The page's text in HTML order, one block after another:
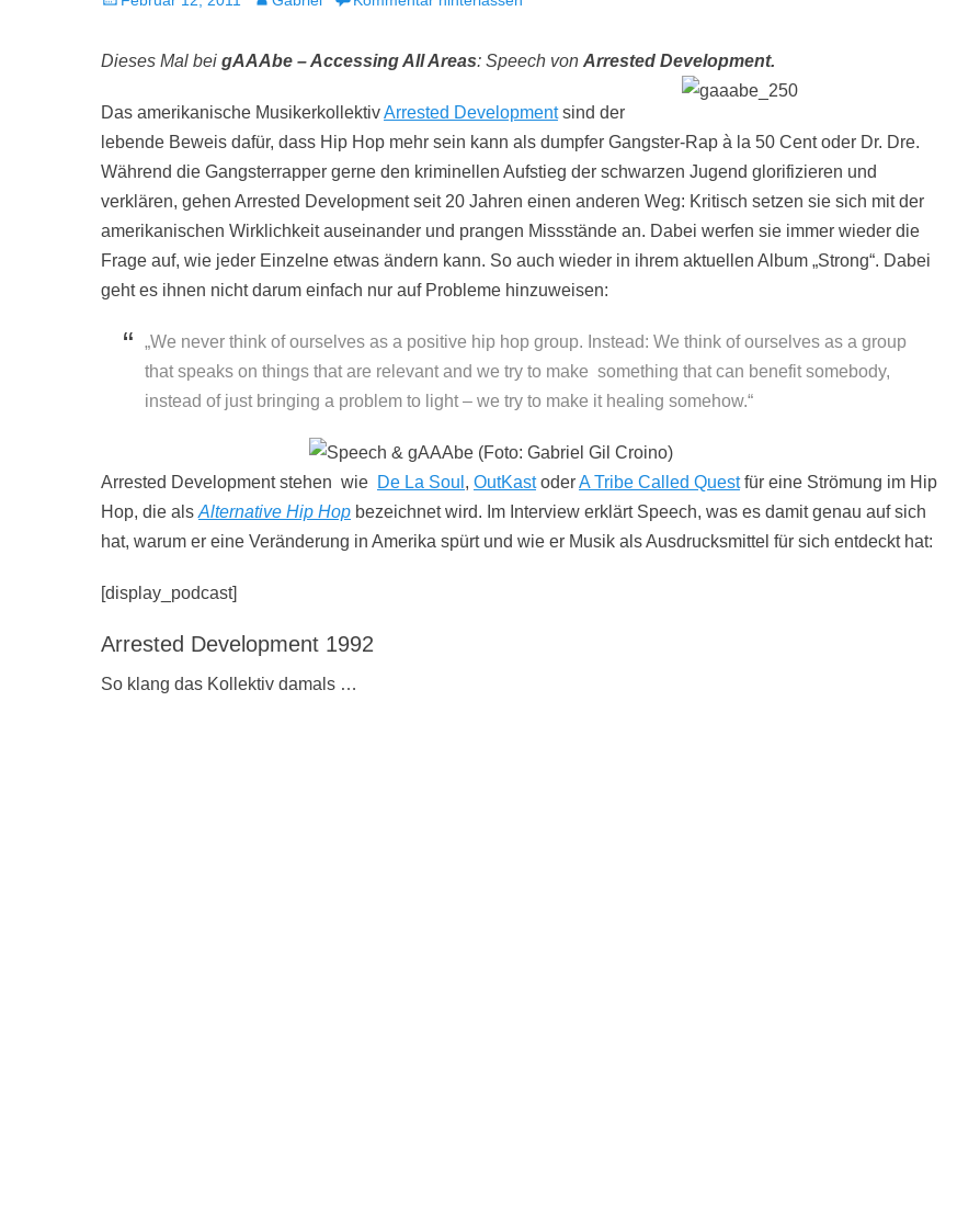
Dieses Mal bei gAAAbe – Accessing All Areas: Speech von Arrested Development.
Das amerikanische MusikerkollektivArrested Developmentsind der
lebende Beweis dafür, dass Hip Hop mehr sein kann als dumpfer Gangster-Rap à la 50 Cent oder Dr. Dre.
Während die Gangsterrapper gerne den kriminellen Aufstieg der schwarzen Jugend glorifizieren und
verklären, gehen Arrested Development seit 20 Jahren einen anderen Weg: Kritisch setzen sie sich mit der
amerikanischen Wirklichkeit auseinander und prangen Missstände an. Dabei werfen sie immer wieder die
Frage auf, wie jeder Einzelne etwas ändern kann. So auch wieder in ihrem aktuellen Album „Strong“. Dabei
geht es ihnen nicht darum einfach nur auf Probleme hinzuweisen:
„We never think of ourselves as a positive hip hop group. Instead: We think of ourselves as a group
that speaks on things that are relevant and we try to make something that can benefit somebody,
instead of just bringing a problem to light – we try to make it healing somehow.“
Arrested Development stehen wie De La Soul , OutKastoderA Tribe Called Questfür eine Strömung im Hip
Hop, die als Alternative Hip Hop bezeichnet wird. Im Interview erklärt Speech, was es damit genau auf sich
hat, warum er eine Veränderung in Amerika spürt und wie er Musik als Ausdrucksmittel für sich entdeckt hat:
[display_podcast]
Arrested Development 1992
So klang das Kollektiv damals …